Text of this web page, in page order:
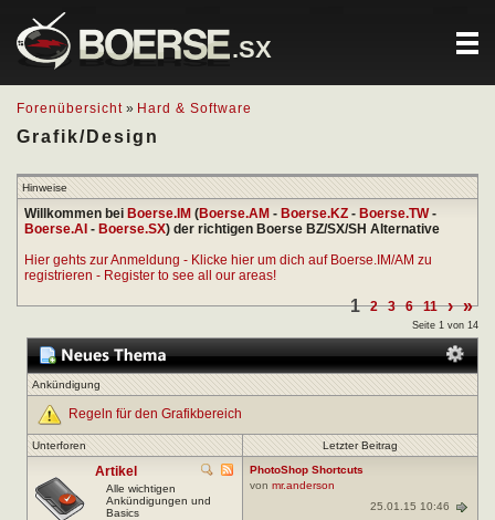
.SX
Forenübersicht » Hard & Software
Grafik/Design
Hinweise
Willkommen bei Boerse.IM (Boerse.AM - Boerse.KZ - Boerse.TW-
Boerse.AI - Boerse.SX) der richtigen Boerse BZ/SX/SH Alternative
Hier gehts zur Anmeldung - Klicke hier um dich auf Boerse.IM/AM zu
registrieren - Register to see all our areas!
1 2 3 6 11 › »
Seite 1 von 14
Ankündigung
Regeln für den Grafikbereich
Unterforen Letzter Beitrag
Artikel
Alle wichtigen
Ankündigungen und
Basics
PhotoShop Shortcuts
von mr.anderson
25.01.15 10:46